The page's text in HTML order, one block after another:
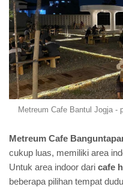
Metreum Cafe Bantul Jogja -
Metreum Cafe
cukup luas, memiliki area
Untuk area indoor dari cafe
beberapa pilihan tempat